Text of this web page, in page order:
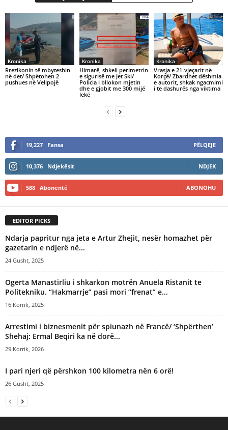
Kronika
Rrezikonin të mbyteshin
në det/ Shpëtohen 2
pushues në Velipojë
Kronika
Himarë, shkeli perimetrin
e sigurisë me Jet Ski/
Policia i bllokon mjetin
dhe e gjobit me 300 mijë
lekë
Kronika
Vrasja e 21-vjeçarit në
Korçë/ Zbardhet dëshmia
e autorit, shkak ngacmimi
i të dashurës nga viktima
19,227 Fansa PËLQEJE
10,376 Ndjekësit NDJEK
588 Abonentë ABONOHU
EDITOR PICKS
Ndarja papritur nga jeta e Artur Zhejit, nesër homazhet për
gazetarin e ndjerë në...
24 Gusht, 2025
Ogerta Manastirliu i shkarkon motrën Anuela Ristanit te
Politekniku. “Hakmarrje” pasi mori “frenat” e...
16 Korrik, 2025
Arrestimi i biznesmenit për spiunazh në Francë/ ‘Shpërthen’
Shehaj: Ermal Beqiri ka në dorë...
29 Korrik, 2026
I pari njeri që përshkon 100 kilometra nën 6 orë!
26 Gusht, 2025